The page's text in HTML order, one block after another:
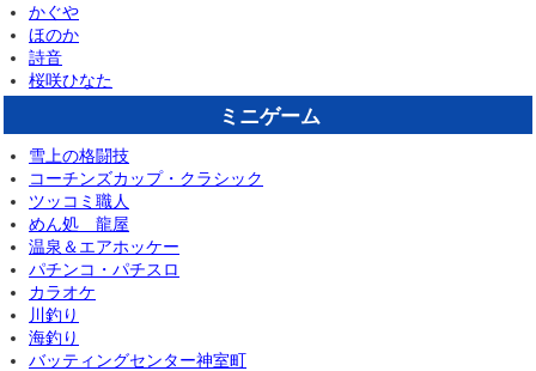
かぐや
ほのか
詩音
桜咲ひなた
ミニゲーム
雪上の格闘技
コーチンズカップ・クラシック
ツッコミ職人
めん処 龍屋
温泉＆エアホッケー
パチンコ・パチスロ
カラオケ
川釣り
海釣り
バッティングセンター神室町